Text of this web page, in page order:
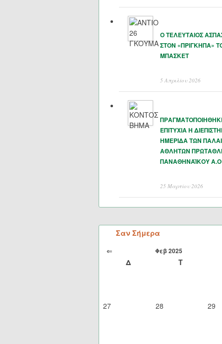
Ο ΤΕΛΕΥΤΑΙΟΣ
ΣΤΟΝ «ΠΡΙΓΚΗΠΑ»
ΜΠΑΣΚΕΤ
5 Απριλίου 2026
ΕΠΙΤΥΧΙΑ Η
ΗΜΕΡΙΔΑ ΤΩΝ
ΑΘΛΗΤΩΝ
ΠΑΝΑΘΗΝΑΪΚΟΥ Α.Ο
25 Μαρτίου 2026
Σαν Σήμερα
⇐
Φεβ 2025
Δ Τ
27 28 29